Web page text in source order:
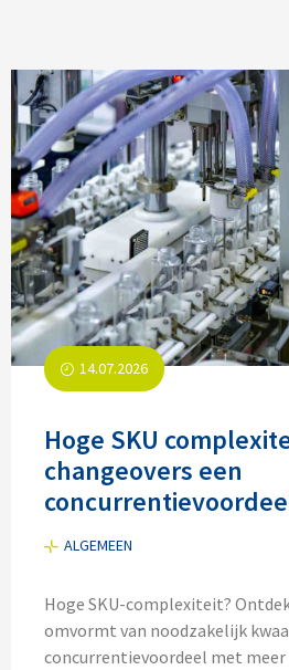
14.07.2026
Hoge SKU
changeovers een
ALGEMEEN
Hoge SKU-complexiteit?
omvormt van noodzakelijk
concurrentievoordeel met